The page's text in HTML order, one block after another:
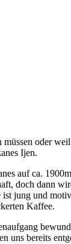
oder
Ijen.
auf ca.
doch dann
jung und
Kaffee.
bereits